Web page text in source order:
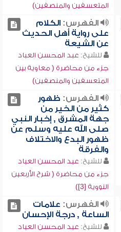
المتعسفين والمنصفين)
الفهرس:الكلام
على رواية أهل الحديث
عن الشيعة
للشيخ: عبد المحسن العباد
جزء من محاضرة ( معاوية بين
المتعسفين والمنصفين)
الفهرس: ظهور
كثير من الخير من
جهة المشرق , إخبار النبي
صلى الله عليه وسلم عن
ظهور البدع والاختلاف
والفرقة
للشيخ: عبد المحسن العباد
جزء من محاضرة ( شرح الأربعين
النووية [3])
الفهرس: علامات
الساعة , درجة الإحسان
للشيخ: عبد المحسن العباد